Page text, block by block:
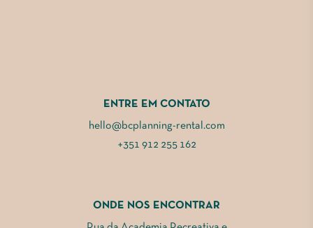
ENTRE EM CONTATO
hello@bcplanning-rental.com
+351 912 255 162
ONDE NOS ENCONTRAR